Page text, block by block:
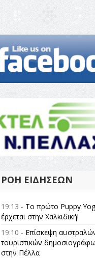
ΡΟΉ ΕΙΔΉΣΕΩΝ
19:13 - Το πρώτο Puppy
έρχεται στην Χαλκιδική!
19:10 - Επίσκεψη
τουριστικών
στην Πέλλα